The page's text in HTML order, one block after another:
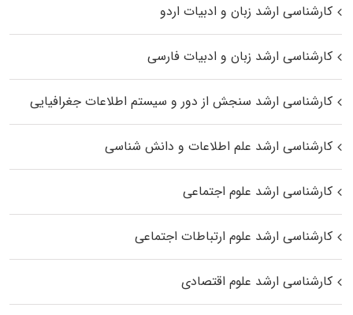
کارشناسی ارشد زبان و ادبیات اردو
کارشناسی ارشد زبان و ادبیات فارسی
کارشناسی ارشد سنجش از دور و سیستم اطلاعات جغرافیایی
کارشناسی ارشد علم اطلاعات و دانش شناسی
کارشناسی ارشد علوم اجتماعی
کارشناسی ارشد علوم ارتباطات اجتماعی
کارشناسی ارشد علوم اقتصادی